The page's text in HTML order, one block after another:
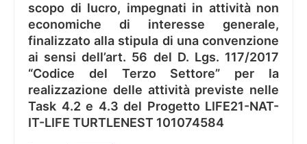
scopo di lucro, impegnati in attività non
economiche di interesse generale,
finalizzato alla stipula di una convenzione
ai sensi dell’art. 56 del D. Lgs. 117/2017
“Codice del Terzo Settore” per la
realizzazione delle attività previste nelle
Task 4.2 e 4.3 del Progetto LIFE21-NAT-
IT-LIFE TURTLENEST 101074584